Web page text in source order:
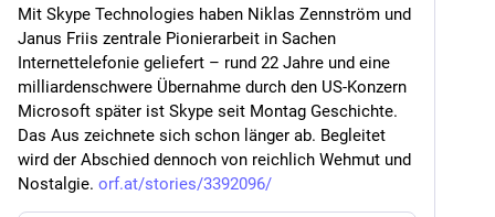
Mit Skype Technologies haben Niklas Zennström und
Janus Friis zentrale Pionierarbeit in Sachen
Internettelefonie geliefert – rund 22 Jahre und eine
milliardenschwere Übernahme durch den US-Konzern
Microsoft später ist Skype seit Montag Geschichte.
Das Aus zeichnete sich schon länger ab. Begleitet
wird der Abschied dennoch von reichlich Wehmut und
Nostalgie. orf.at/stories/3392096/